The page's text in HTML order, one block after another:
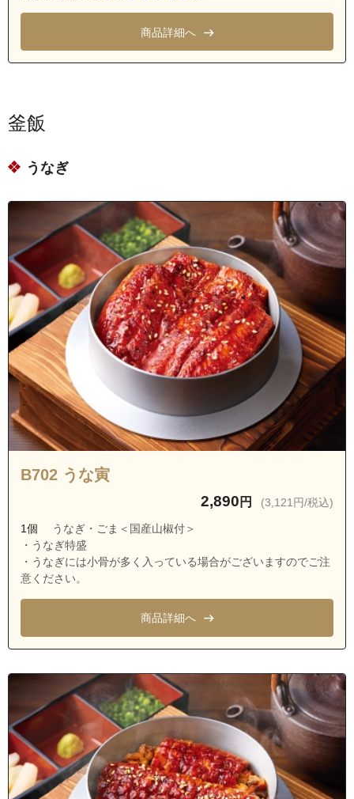
茨城県龍ケ崎市南中島町
茨城県龍ケ崎市川崎町
茨城県龍ケ崎市高砂
茨城県龍ケ崎市下町
茨城県龍ケ崎市川余郷
茨城県龍ケ崎市栄町
茨城県龍ケ崎市野原町
茨城県龍ケ崎市緑町
茨城県龍ケ崎市城下
茨城県龍ケ崎市古城
茨城県龍ケ崎市田町
茨城県龍ケ崎市寺後
茨城県龍ケ崎市根町
茨城県龍ケ崎市出し山町
茨城県龍ケ崎市白羽２丁目
茨城県龍ケ崎市白羽３丁目
茨城県龍ケ崎市白羽４丁目
茨城県龍ケ崎市八代町
茨城県龍ケ崎市羽原町
茨城県龍ケ崎市奈戸岡
茨城県龍ケ崎市別所町
茨城県龍ケ崎市城ノ内１丁目
茨城県龍ケ崎市城ノ内２丁目
茨城県龍ケ崎市城ノ内３丁目
商品詳細へ
釜飯
うなぎ
B702 うな寅
2,890 円 (3,121円/税込)
1個
うなぎ・ごま＜国産山椒付＞
・うなぎ特盛
・うなぎには小骨が多く入っている場合がございますのでご注
意ください。
商品詳細へ